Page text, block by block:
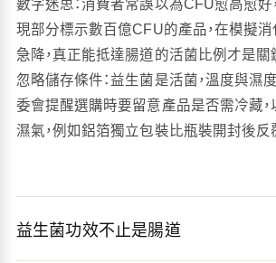
數字迷思：消費者常誤以為CFU愈高愈好
現部分標示數百億CFU的產品，在模擬
急降，真正能抵達腸道的活菌比例才是關
忽略儲存條件：益生菌是活菌，溫度與濕
委會提醒選購時要留意產品是否需冷藏
濕氣，例如鋁箔獨立包裝比瓶裝開封後反
益生菌功效不止是腸道